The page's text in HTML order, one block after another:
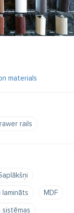
materials
rails
MDF
sistēmas